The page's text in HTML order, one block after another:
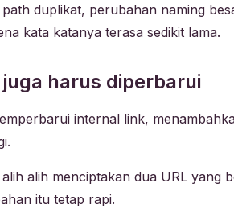
duplikat, perubahan naming
kata katanya terasa sedikit lama.
harus diperbarui
internal link,
alih menciptakan dua URL yang
itu tetap rapi.